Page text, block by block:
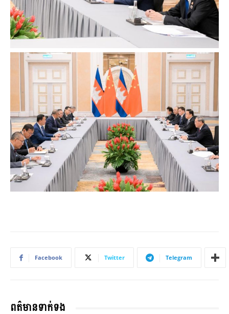
Facebook Twitter Telegram
ពត៌មានទាក់ទង